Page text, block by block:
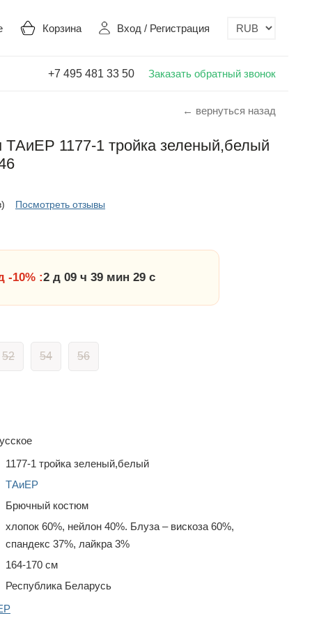
Корзина Вход / Регистрация
+7 495 481 33 50 Заказать обратный звонок
← вернуться назад
1177-1 тройка зеленый,белый
Посмотреть отзывы
-10% :2 д 09 ч 39 мин 28 с
52 54 56
1177-1 тройка зеленый,белый
ТAиЕР
Брючный костюм
хлопок 60%, нейлон 40%. Блуза – вискоза 60%,
спандекс 37%, лайкра 3%
164-170 см
Республика Беларусь